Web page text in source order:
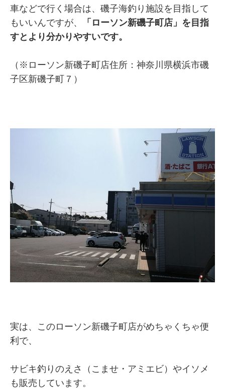
車などで行く場合は、磯子海釣り施設を目指して
もいいんですが、
「ローソン新磯子町店」を目指
すとより分かりやすいです。
（※ローソン新磯子町店住所：神奈川県横浜市磯
子区新磯子町７）
実は、このローソン新磯子町店がめちゃくちゃ便
利で、
サビキ釣りのえさ（こませ・アミエビ）やイソメ
も販売しています。